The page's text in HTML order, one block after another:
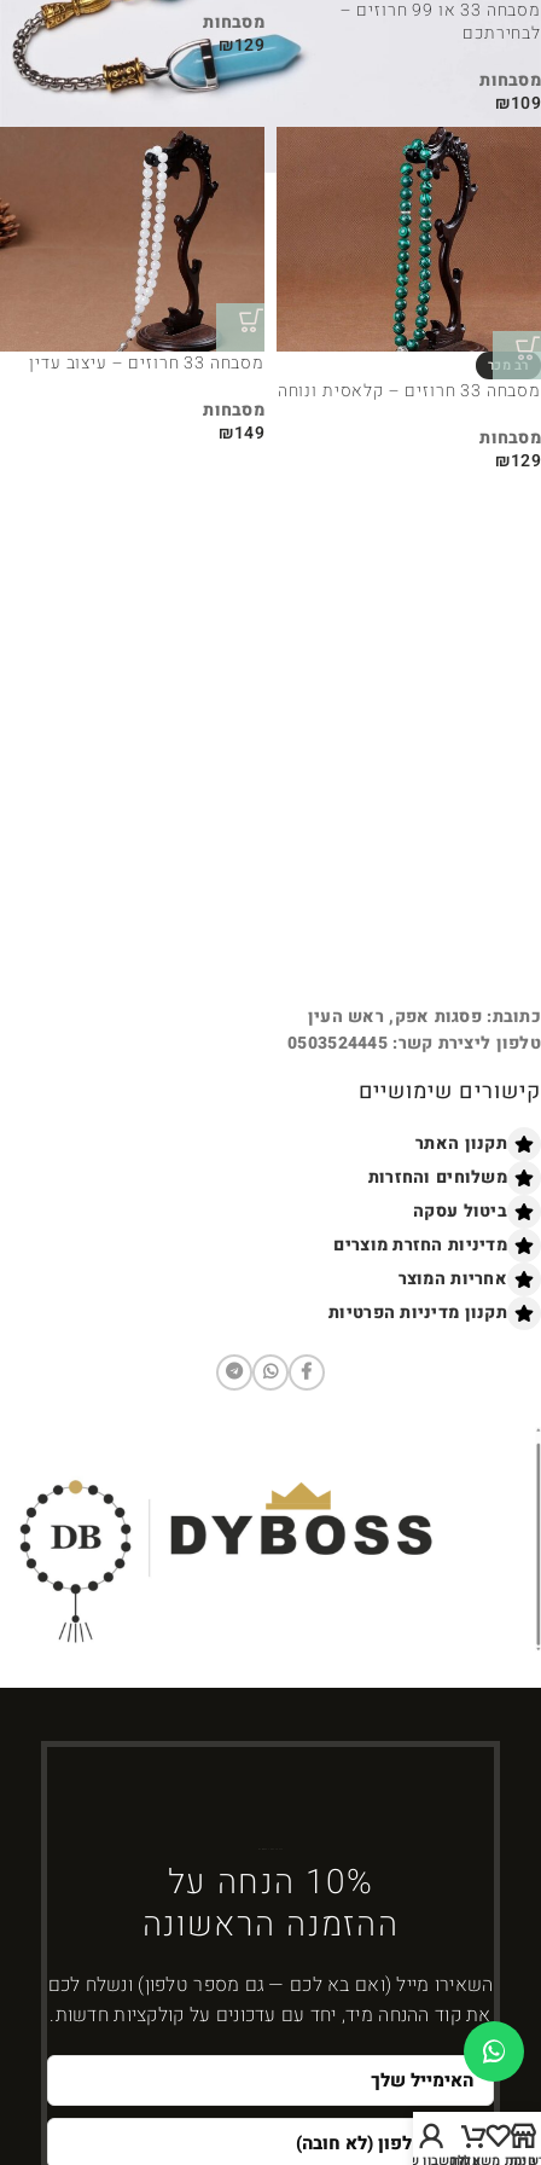
מסבחה 33 או 99 חרוזים –
לבחירתכם
מסבחות
₪109
מסבחות
₪129
מסבחה 33 חרוזים – קלאסית ונוחה
מסבחות
₪129
מסבחה 33 חרוזים – עיצוב עדין
מסבחות
₪149
כתובת: פסגות אפק, ראש העין
טלפון ליצירת קשר: 0503524445
קישורים שימושיים
תקנון האתר
משלוחים והחזרות
ביטול עסקה
מדיניות החזרת מוצרים
אחריות המוצר
תקנון מדיניות הפרטיות
10% הנחה על
ההזמנה הראשונה
השאירו מייל (ואם בא לכם — גם מספר טלפון) ונשלח לכם
את קוד ההנחה מיד, יחד עם עדכונים על קולקציות חדשות.
חנות משאלות
עגלה
החשבון שלי